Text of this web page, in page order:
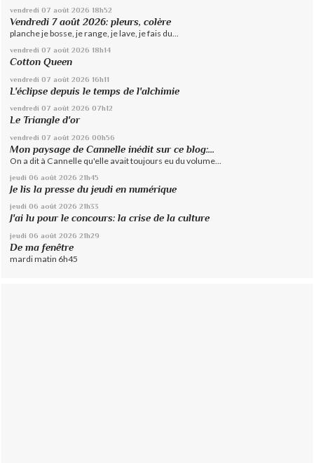
vendredi 07 août 2026 18h52
Vendredi 7 août 2026: pleurs, colère
planche je bosse, je range, je lave, je fais du...
vendredi 07 août 2026 18h14
Cotton Queen
vendredi 07 août 2026 16h11
L'éclipse depuis le temps de l'alchimie
vendredi 07 août 2026 07h12
Le Triangle d'or
vendredi 07 août 2026 00h56
Mon paysage de Cannelle inédit sur ce blog:...
On a dit à Cannelle qu'elle avait toujours eu du volume...
jeudi 06 août 2026 21h45
Je lis la presse du jeudi en numérique
jeudi 06 août 2026 21h33
J'ai lu pour le concours: la crise de la culture
jeudi 06 août 2026 21h29
De ma fenêtre
mardi matin 6h45